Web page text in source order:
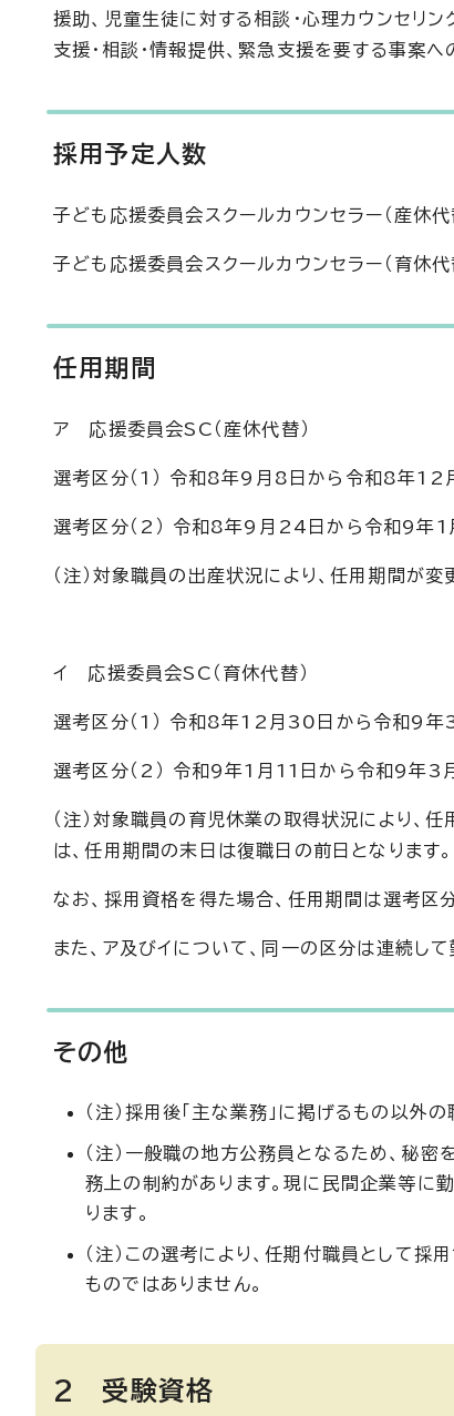
援助、児童生徒に対する相談・心理カウンセリ
支援・相談・情報提供、緊急支援を要する事案
採用予定人数
子ども応援委員会スクールカウンセラー（産休
子ども応援委員会スクールカウンセラー（育休代
任用期間
ア 応援委員会SC（産休代替）
選考区分（1） 令和8年9月8日から令和8年12
選考区分（2） 令和8年9月24日から令和9年1
（注）対象職員の出産状況により、任用期間が変
イ 応援委員会SC（育休代替）
選考区分（1） 令和8年12月30日から令和9年
選考区分（2） 令和9年1月11日から令和9年3
（注）対象職員の育児休業の取得状況により、
は、任用期間の末日は復職日の前日となります。
なお、採用資格を得た場合、任用期間は選考区分
また、ア及びイについて、同一の区分は連続して
その他
（注）採用後「主な業務」に掲げるもの以外
（注）一般職の地方公務員となるため、秘
務上の制約があります。現に民間企業等に
ります。
（注）この選考により、任期付職員として
ものではありません。
2 受験資格